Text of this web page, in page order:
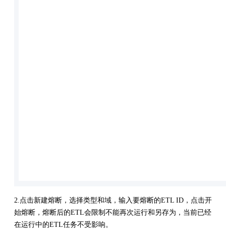
2.点击新建熔断，选择类型和域，输入要熔断的ETL ID，点击开
始熔断，熔断后的ETL会限制不能再次运行和另存为，当前已经
在运行中的ETL任务不受影响。